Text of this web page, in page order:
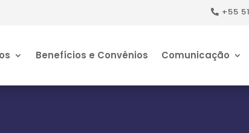
+55
Benefícios e Convênios Comunicação